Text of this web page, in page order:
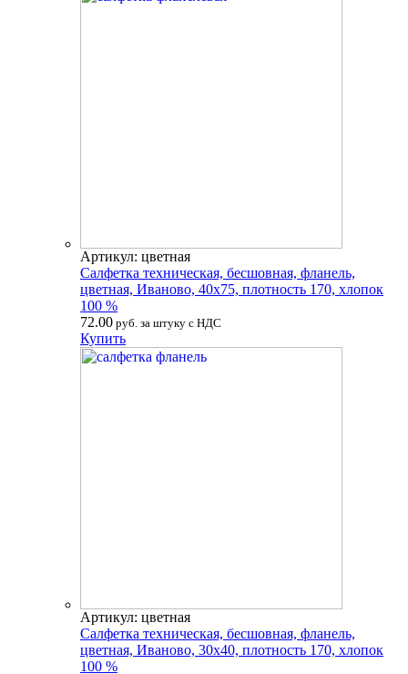
Артикул: цветная
Салфетка техническая, бесшовная, фланель,
цветная, Иваново, 40х75, плотность 170, хлопок
100 %
72.00 руб. за штуку с НДС
Купить
Артикул: цветная
Салфетка техническая, бесшовная, фланель,
цветная, Иваново, 30х40, плотность 170, хлопок
100 %